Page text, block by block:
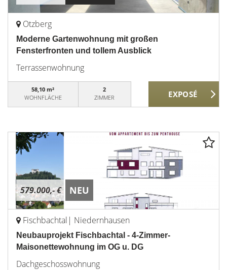
Otzberg
Moderne Gartenwohnung mit großen
Fensterfronten und tollem Ausblick
Terrassenwohnung
58,10 m²
WOHNFLÄCHE
2
ZIMMER
579.000,- € NEU
Fischbachtal| Niedernhausen
Neubauprojekt Fischbachtal - 4-Zimmer-
Maisonettewohnung im OG u. DG
Dachgeschosswohnung